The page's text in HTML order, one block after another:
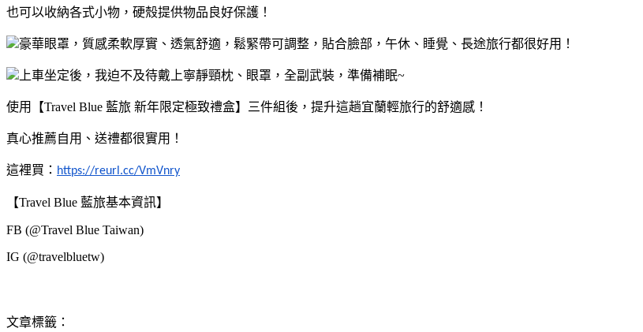
也可以收納各式小物，硬殼提供物品良好保護！
豪華眼罩，質感柔軟厚實、透氣舒適，鬆緊帶可調整，貼合臉部，午休、睡覺、長途旅行都很好用！
上車坐定後，我迫不及待戴上寧靜頸枕、眼罩，全副武裝，準備補眠~
使用【Travel Blue 藍旅 新年限定極致禮盒】三件組後，提升這趟宜蘭輕旅行的舒適感！
真心推薦自用、送禮都很實用！
這裡買： https://reurl.cc/VmVnry
【Travel Blue 藍旅基本資訊】
FB (@Travel Blue Taiwan)
IG (@travelbluetw)
文章標籤：